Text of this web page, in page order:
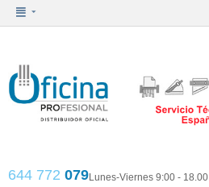
644 772 079Lunes-Viernes 9:00 - 18.00